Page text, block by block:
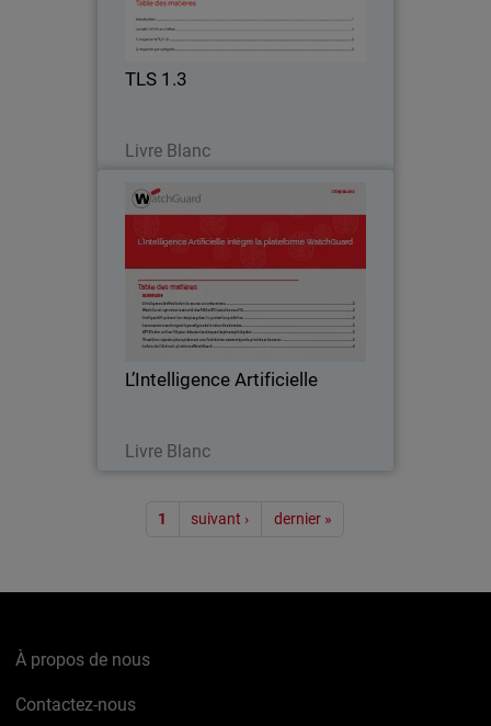
TLS 1.3
Livre Blanc
environnements de travail modernes.
Thumbnail
L’Intelligence Artificielle
Livre Blanc
L’Intelligence Artificielle
ont recours à l'Intelligence Artificielle
pour multiplier le nombre d'attaques. Ce
livre blanc explique comment
WatchGuard riposte en intégrant l'IA à
Pagination
1 suivant › dernier »
À propos de nous
Contactez-nous